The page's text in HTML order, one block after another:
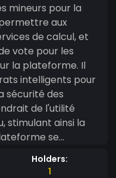
mineurs pour la
aux
de calcul, et
vote pour les
la plateforme. Il
intelligents pour
sécurité des
de l'utilité
stimulant ainsi la
se
Holders:
1